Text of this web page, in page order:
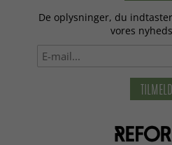
De oplysninger, du
vores
TILMELD